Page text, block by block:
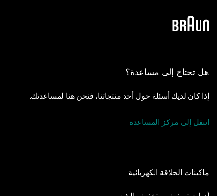
هل تحتاج إلى مساعدة؟
إذا كان لديك أسئلة حول أحد منتجاتنا، فنحن هنا لمساعدتك.
انتقل إلى مركز المساعدة
ماكينات الحلاقة الكهربائية
Series 9 Pro